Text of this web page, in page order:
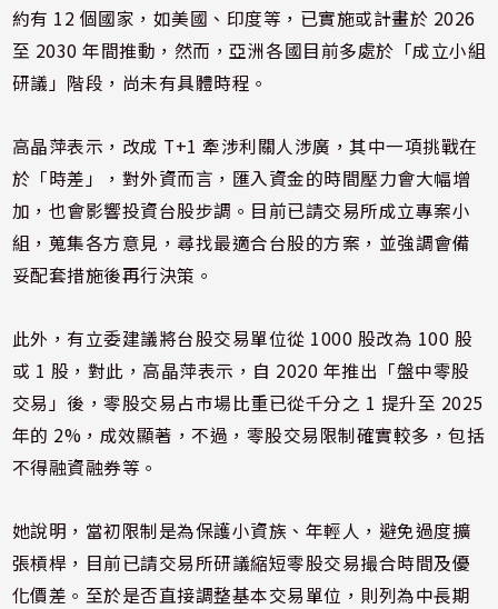
約有 12 個國家，如美國、印度等，已實施或計畫於 2026
至 2030 年間推動，然而，亞洲各國目前多處於「成立小組
研議」階段，尚未有具體時程。
高晶萍表示，改成 T+1 牽涉利關人涉廣，其中一項挑戰在
於「時差」，對外資而言，匯入資金的時間壓力會大幅增
加，也會影響投資台股步調。目前已請交易所成立專案小
組，蒐集各方意見，尋找最適合台股的方案，並強調會備
妥配套措施後再行決策。
此外，有立委建議將台股交易單位從 1000 股改為 100 股
或 1 股，對此，高晶萍表示，自 2020 年推出「盤中零股
交易」後，零股交易占市場比重已從千分之 1 提升至 2025
年的 2%，成效顯著，不過，零股交易限制確實較多，包括
不得融資融券等。
她說明，當初限制是為保護小資族、年輕人，避免過度擴
張槓桿，目前已請交易所研議縮短零股交易撮合時間及優
化價差。至於是否直接調整基本交易單位，則列為中長期